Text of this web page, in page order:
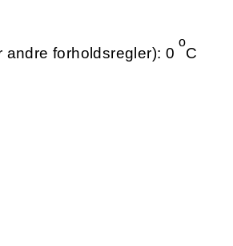
forholdsregler): 0
o
C